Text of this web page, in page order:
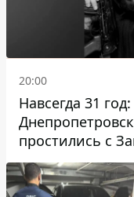
20:00
Навсегда 31
простились с
Александром